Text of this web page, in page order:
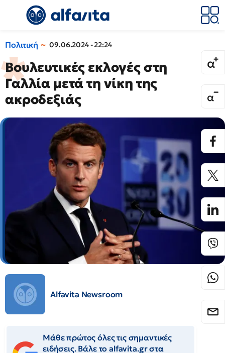
Πολιτική 09.06.2024 - 22:24
Βουλευτικές εκλογές στη
Γαλλία μετά τη νίκη της
ακροδεξιάς
Alfavita Newsroom
Μάθε πρώτος όλες τις σημαντικές
ειδήσεις. Βάλε το alfavita.gr στα